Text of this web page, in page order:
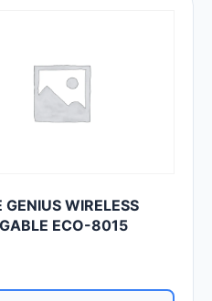
GENIUS WIRELESS
ECO-8015